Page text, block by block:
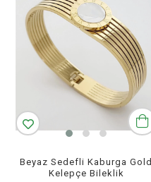
Beyaz Sedefli Kaburga Gold
Kelepçe Bileklik